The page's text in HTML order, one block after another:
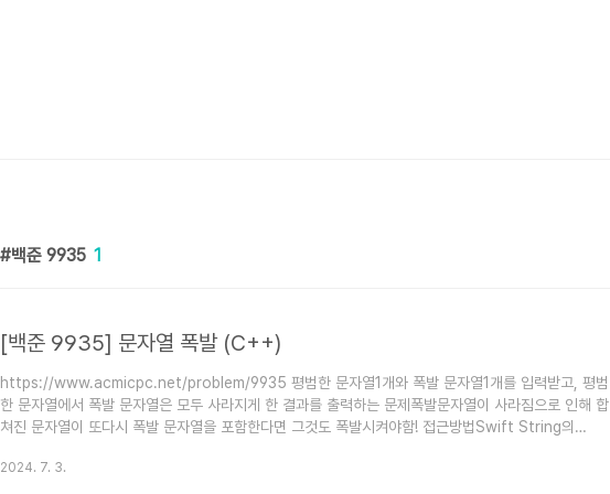
백준 9935 1
[백준 9935] 문자열 폭발 (C++)
https://www.acmicpc.net/problem/9935 평범한 문자열1개와 폭발 문자열1개를 입력받고, 평범
한 문자열에서 폭발 문자열은 모두 사라지게 한 결과를 출력하는 문제폭발문자열이 사라짐으로 인해 합
쳐진 문자열이 또다시 폭발 문자열을 포함한다면 그것도 폭발시켜야함! 접근방법Swift String의
ㅋ,,Stack문제는 Stack으로..접근방법을 한마디로 요약하면 "Stack에 문자를 하나 넣을 때 마다 폭
2024. 7. 3.